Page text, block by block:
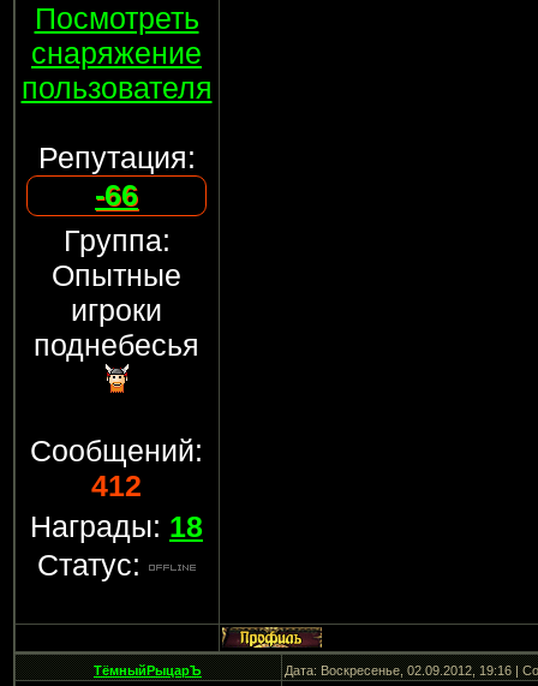
Посмотреть
снаряжение
пользователя
Репутация:
-66
Группа:
Опытные
игроки
поднебесья
Сообщений:
412
Награды: 18
Статус:
ТёмныйРыцарЪ Дата: Воскресенье, 02.09.2012, 19:16 |